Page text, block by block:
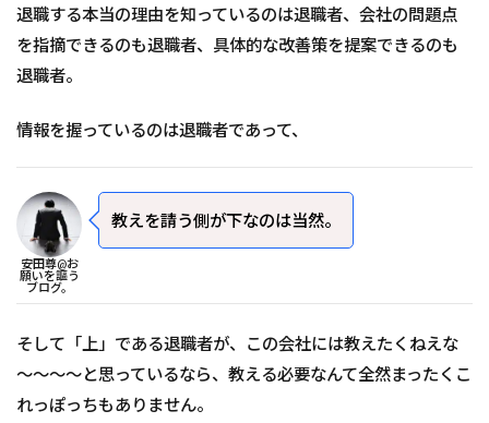
退職する本当の理由を知っているのは退職者、会社の問題点
を指摘できるのも退職者、具体的な改善策を提案できるのも
退職者。
情報を握っているのは退職者であって、
安田尊@お
願いを謳う
ブログ。
教えを請う側が下なのは当然。
そして「上」である退職者が、この会社には教えたくねえな
～～～～と思っているなら、教える必要なんて全然まったくこ
れっぽっちもありません。